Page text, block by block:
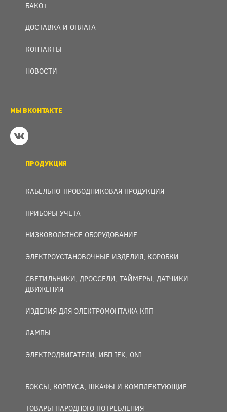
БАКО+
ДОСТАВКА И ОПЛАТА
КОНТАКТЫ
НОВОСТИ
МЫ ВКОНТАКТЕ
ПРОДУКЦИЯ
КАБЕЛЬНО-ПРОВОДНИКОВАЯ ПРОДУКЦИЯ
ПРИБОРЫ УЧЕТА
НИЗКОВОЛЬТНОЕ ОБОРУДОВАНИЕ
ЭЛЕКТРОУСТАНОВОЧНЫЕ ИЗДЕЛИЯ, КОРОБКИ
СВЕТИЛЬНИКИ, ДРОССЕЛИ, ТАЙМЕРЫ, ДАТЧИКИ
ДВИЖЕНИЯ
ИЗДЕЛИЯ ДЛЯ ЭЛЕКТРОМОНТАЖА КПП
ЛАМПЫ
ЭЛЕКТРОДВИГАТЕЛИ, ИБП IEK, ONI
БОКСЫ, КОРПУСА, ШКАФЫ И КОМПЛЕКТУЮЩИЕ
ТОВАРЫ НАРОДНОГО ПОТРЕБЛЕНИЯ